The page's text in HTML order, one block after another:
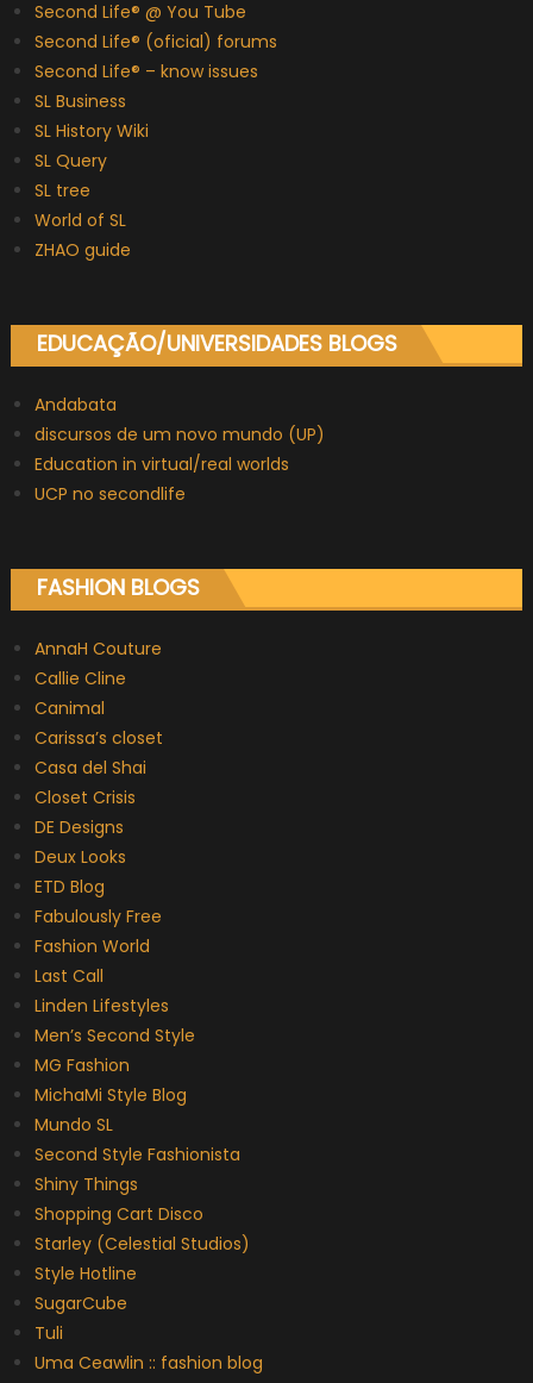
Second Life® @ You Tube
Second Life® (oficial) forums
Second Life® – know issues
SL Business
SL History Wiki
SL Query
SL tree
World of SL
ZHAO guide
EDUCAÇÃO/UNIVERSIDADES BLOGS
Andabata
discursos de um novo mundo (UP)
Education in virtual/real worlds
UCP no secondlife
FASHION BLOGS
AnnaH Couture
Callie Cline
Canimal
Carissa’s closet
Casa del Shai
Closet Crisis
DE Designs
Deux Looks
ETD Blog
Fabulously Free
Fashion World
Last Call
Linden Lifestyles
Men’s Second Style
MG Fashion
MichaMi Style Blog
Mundo SL
Second Style Fashionista
Shiny Things
Shopping Cart Disco
Starley (Celestial Studios)
Style Hotline
SugarCube
Tuli
Uma Ceawlin :: fashion blog